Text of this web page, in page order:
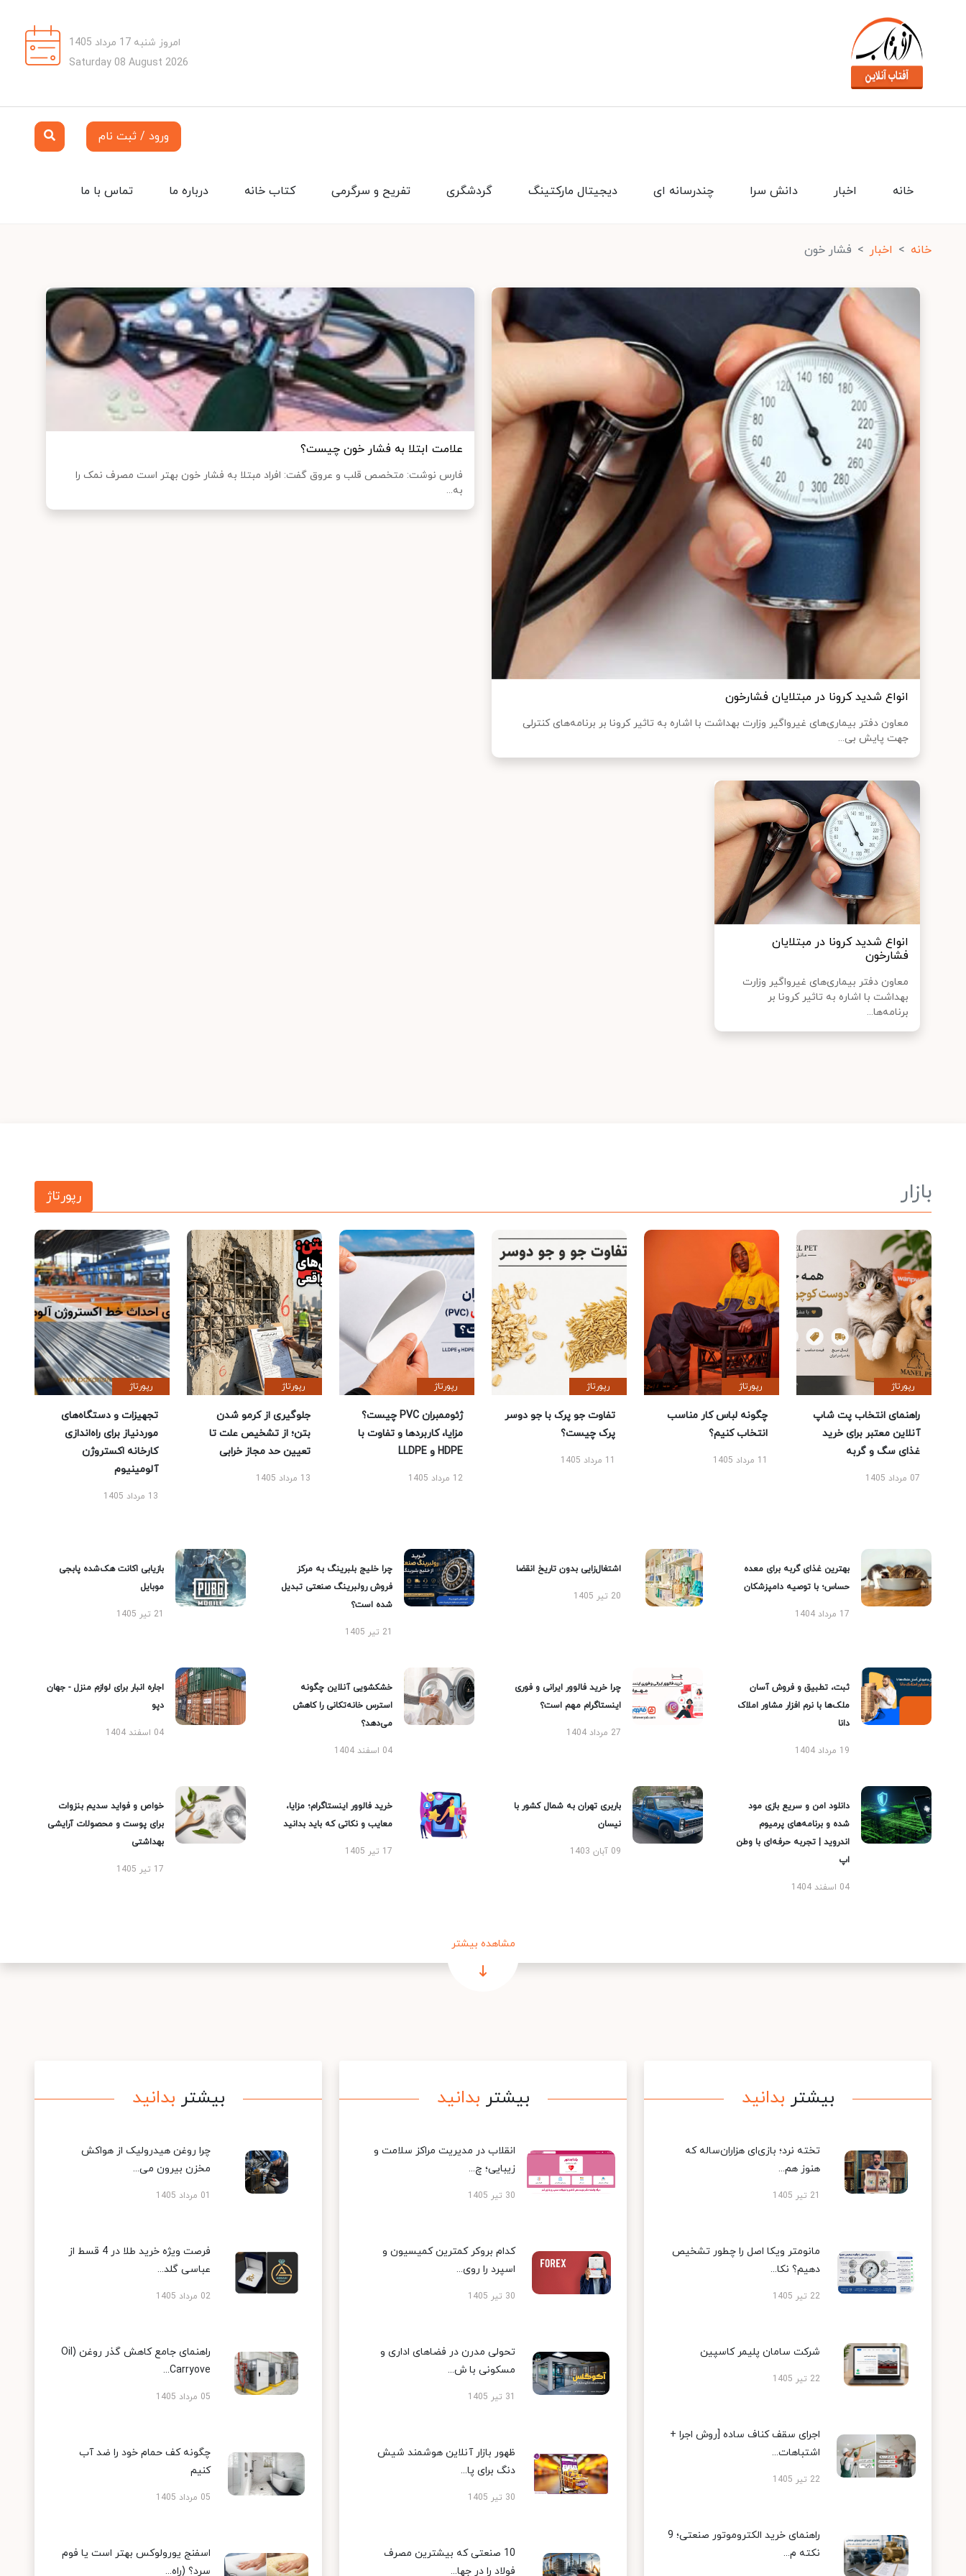
امروز شنبه 17 مرداد 1405
Saturday 08 August 2026
ورود / ثبت نام
تماس با ما درباره ما کتاب خانه تفریح و سرگرمی گردشگری دیجیتال مارکتینگ چندرسانه ای دانش سرا اخبار خانه
خانه اخبار فشار خون
انواع شدید کرونا در مبتلایان فشارخون
معاون دفتر بیماری‌های غیرواگیر وزارت بهداشت با اشاره به تاثیر کرونا بر برنامه‌های کنترلی
جهت پایش بی...
علامت ابتلا به فشار خون چیست؟
فارس نوشت: متخصص قلب و عروق گفت: افراد مبتلا به فشار خون بهتر است مصرف نمک را
به...
انواع شدید کرونا در مبتلایان
فشارخون
معاون دفتر بیماری‌های غیرواگیر وزارت
بهداشت با اشاره به تاثیر کرونا بر
برنامه‌ها...
بازار رپورتاژ
رپورتاژ
راهنمای انتخاب پت شاپ
آنلاین معتبر برای خرید
غذای سگ و گربه
07 مرداد 1405
رپورتاژ
چگونه لباس کار مناسب
انتخاب کنیم؟
11 مرداد 1405
رپورتاژ
تفاوت جو پرک با جو دوسر
پرک چیست؟
11 مرداد 1405
رپورتاژ
ژئوممبران PVC چیست؟
مزایا، کاربردها و تفاوت با
HDPE و LLDPE
12 مرداد 1405
رپورتاژ
جلوگیری از کرمو شدن
بتن؛ از تشخیص علت تا
تعیین حد مجاز خرابی
13 مرداد 1405
رپورتاژ
تجهیزات و دستگاه‌های
موردنیاز برای راه‌اندازی
کارخانه اکستروژن
آلومینیوم
13 مرداد 1405
بهترین غذای گربه برای معده
حساس؛ با توصیه دامپزشکان
17 مرداد 1404
اشتغال‌زایی بدون تاریخ انقضا
20 تیر 1405
چرا خلیج بلبرینگ به مرکز
فروش رولبرینگ صنعتی تبدیل
شده است؟
21 تیر 1405
بازیابی اکانت هک‌شده پابجی
موبایل
21 تیر 1405
ثبت، تطبیق و فروش آسان
ملک‌ها با نرم افزار مشاور املاک
دانا
19 مرداد 1404
چرا خرید فالوور ایرانی و فوری
اینستاگرام مهم است؟
27 مرداد 1404
خشکشویی آنلاین چگونه
استرس خانه‌تکانی را کاهش
می‌دهد؟
04 اسفند 1404
اجاره انبار برای لوازم منزل - جهان
دپو
04 اسفند 1404
دانلود امن و سریع بازی مود
شده و برنامه‌های پرمیوم
اندروید | تجربه حرفه‌ای با وطن
اپ
04 اسفند 1404
باربری تهران به شمال کشور با
نیسان
09 آبان 1403
خرید فالوور اینستاگرام؛ مزایا،
معایب و نکاتی که باید بدانید
17 تیر 1405
خواص و فواید سدیم بنزوات
برای پوست و محصولات آرایشی
بهداشتی
17 تیر 1405
مشاهده بیشتر
بیشتر بدانید
تخته نرد؛ بازی‌ای هزاران‌ساله که
هنوز هم...
21 تیر 1405
مانومتر ویکا اصل را چطور تشخیص
دهیم؟ نکا...
22 تیر 1405
شرکت سامان پلیمر کاسپین
22 تیر 1405
اجرای سقف کناف ساده [روش اجرا +
اشتباهات...
22 تیر 1405
راهنمای خرید الکتروموتور صنعتی؛ 9
نکته م...
بیشتر بدانید
انقلاب در مدیریت مراکز سلامت و
زیبایی؛ چ...
30 تیر 1405
کدام بروکر کمترین کمیسیون و
اسپرد را روی...
30 تیر 1405
تحولی مدرن در فضاهای اداری و
مسکونی با ش...
31 تیر 1405
ظهور بازار آنلاین هوشمند شیش
دنگ برای پا...
30 تیر 1405
10 صنعتی که بیشترین مصرف
فولاد را در جها...
بیشتر بدانید
چرا روغن هیدرولیک از هواکش
مخزن بیرون می...
01 مرداد 1405
فرصت ویژه خرید طلا در 4 قسط از
عباسی گلد...
02 مرداد 1405
راهنمای جامع کاهش گذر روغن (Oil
Carryove...
05 مرداد 1405
چگونه کف حمام خود را ضد آب
کنیم
05 مرداد 1405
اسفنج یورولوکس بهتر است یا فوم
سرد؟ (راه...